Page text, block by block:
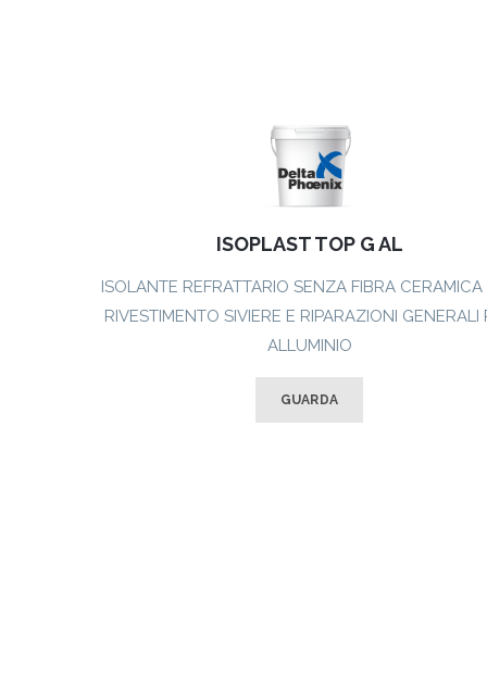
ISOPLAST TOP G AL
ISOLANTE REFRATTARIO SENZA FIBRA CERAMICA
RIVESTIMENTO SIVIERE E RIPARAZIONI GENERALI
ALLUMINIO
GUARDA